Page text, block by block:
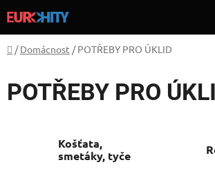
na
obsah
Domů
/ Domácnost / POTŘEBY PRO ÚKLID
POTŘEBY PRO
Košťata,
smetáky, tyče